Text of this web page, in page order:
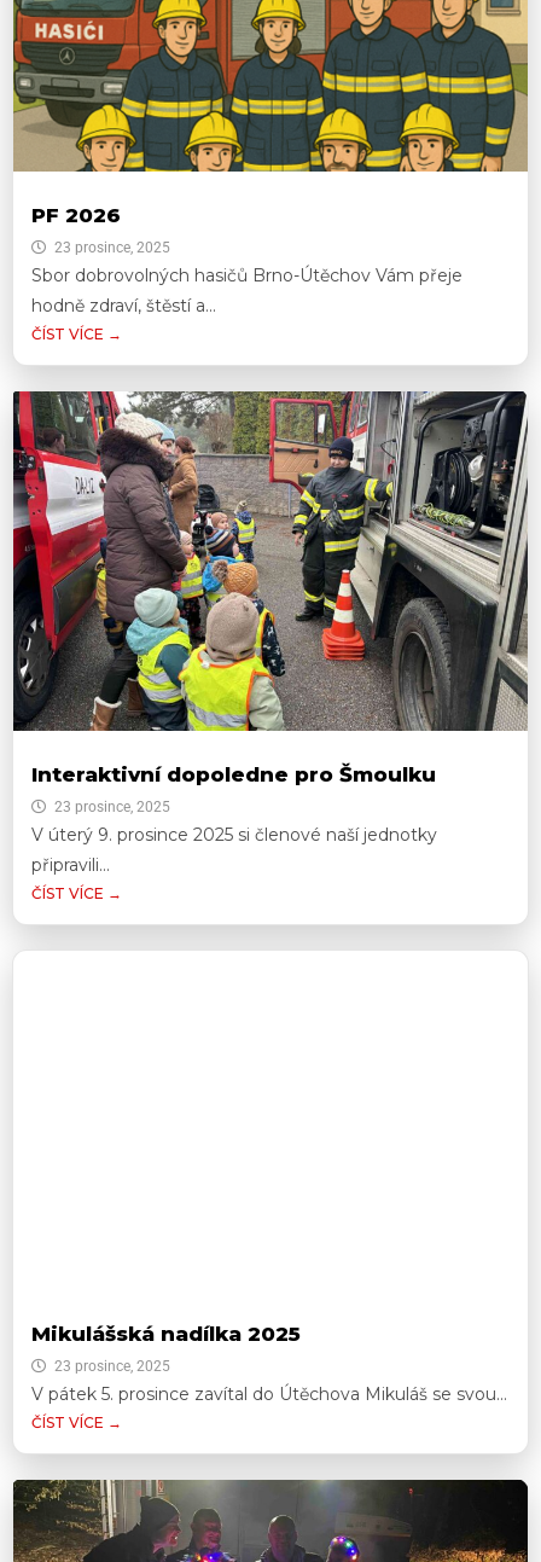
PF 2026
23 prosince, 2025
Sbor dobrovolných hasičů Brno-Útěchov Vám přeje
hodně zdraví, štěstí a...
ČÍST VÍCE →
Interaktivní dopoledne pro Šmoulku
23 prosince, 2025
V úterý 9. prosince 2025 si členové naší jednotky
připravili...
ČÍST VÍCE →
Mikulášská nadílka 2025
23 prosince, 2025
V pátek 5. prosince zavítal do Útěchova Mikuláš se svou...
ČÍST VÍCE →